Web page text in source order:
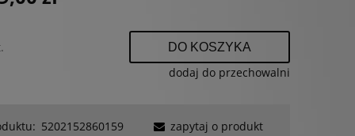
DO KOSZYKA
dodaj do przechowalni
5202152860159
zapytaj o produkt